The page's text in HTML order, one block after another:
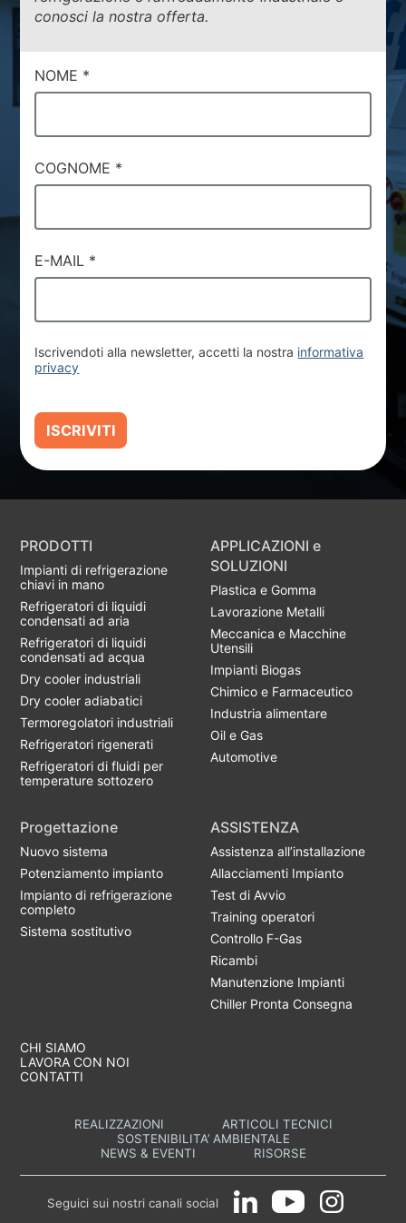
conosci la nostra offerta.
NOME *
COGNOME *
E-MAIL *
Iscrivendoti alla newsletter, accetti la nostra informativa
privacy
ISCRIVITI
PRODOTTI
Impianti di refrigerazione
chiavi in mano
Refrigeratori di liquidi
condensati ad aria
Refrigeratori di liquidi
condensati ad acqua
Dry cooler industriali
Dry cooler adiabatici
Termoregolatori industriali
Refrigeratori rigenerati
Refrigeratori di fluidi per
temperature sottozero
APPLICAZIONI e
SOLUZIONI
Plastica e Gomma
Lavorazione Metalli
Meccanica e Macchine
Utensili
Impianti Biogas
Chimico e Farmaceutico
Industria alimentare
Oil e Gas
Automotive
Progettazione
Nuovo sistema
Potenziamento impianto
Impianto di refrigerazione
completo
Sistema sostitutivo
ASSISTENZA
Assistenza all’installazione
Allacciamenti Impianto
Test di Avvio
Training operatori
Controllo F-Gas
Ricambi
Manutenzione Impianti
Chiller Pronta Consegna
CHI SIAMO
LAVORA CON NOI
CONTATTI
REALIZZAZIONI
ARTICOLI TECNICI
SOSTENIBILITA’ AMBIENTALE
NEWS & EVENTI
RISORSE
Seguici sui nostri canali social